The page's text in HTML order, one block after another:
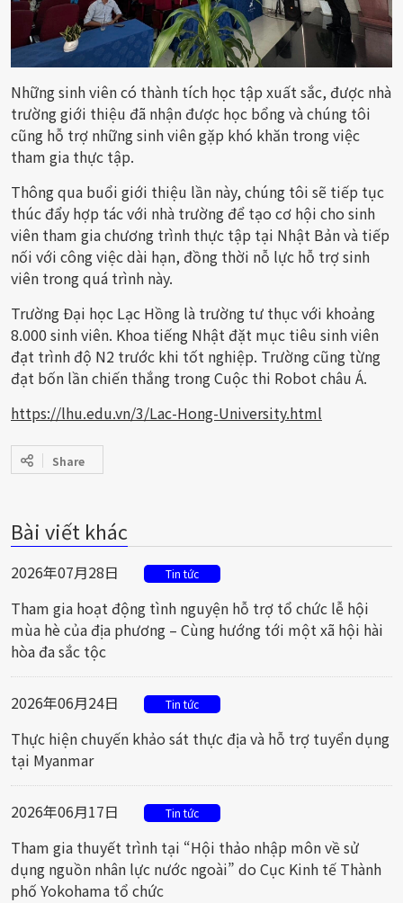
Những sinh viên có thành tích học tập xuất sắc, được nhà
trường giới thiệu đã nhận được học bổng và chúng tôi
cũng hỗ trợ những sinh viên gặp khó khăn trong việc
tham gia thực tập.
Thông qua buổi giới thiệu lần này, chúng tôi sẽ tiếp tục
thúc đẩy hợp tác với nhà trường để tạo cơ hội cho sinh
viên tham gia chương trình thực tập tại Nhật Bản và tiếp
nối với công việc dài hạn, đồng thời nỗ lực hỗ trợ sinh
viên trong quá trình này.
Trường Đại học Lạc Hồng là trường tư thục với khoảng
8.000 sinh viên. Khoa tiếng Nhật đặt mục tiêu sinh viên
đạt trình độ N2 trước khi tốt nghiệp. Trường cũng từng
đạt bốn lần chiến thắng trong Cuộc thi Robot châu Á.
https://lhu.edu.vn/3/Lac-Hong-University.html
Share
Bài viết khác
2026年07月28日 Tin tức
Tham gia hoạt động tình nguyện hỗ trợ tổ chức lễ hội
mùa hè của địa phương – Cùng hướng tới một xã hội hài
hòa đa sắc tộc
2026年06月24日 Tin tức
Thực hiện chuyến khảo sát thực địa và hỗ trợ tuyển dụng
tại Myanmar
2026年06月17日 Tin tức
Tham gia thuyết trình tại “Hội thảo nhập môn về sử
dụng nguồn nhân lực nước ngoài” do Cục Kinh tế Thành
phố Yokohama tổ chức